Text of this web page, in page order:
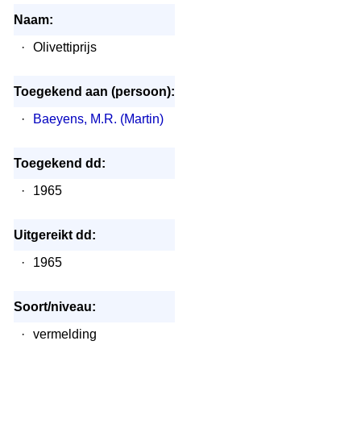
Naam:
·
Olivettiprijs
Toegekend aan (persoon):
·
Baeyens, M.R. (Martin)
Toegekend dd:
·
1965
Uitgereikt dd:
·
1965
Soort/niveau:
·
vermelding